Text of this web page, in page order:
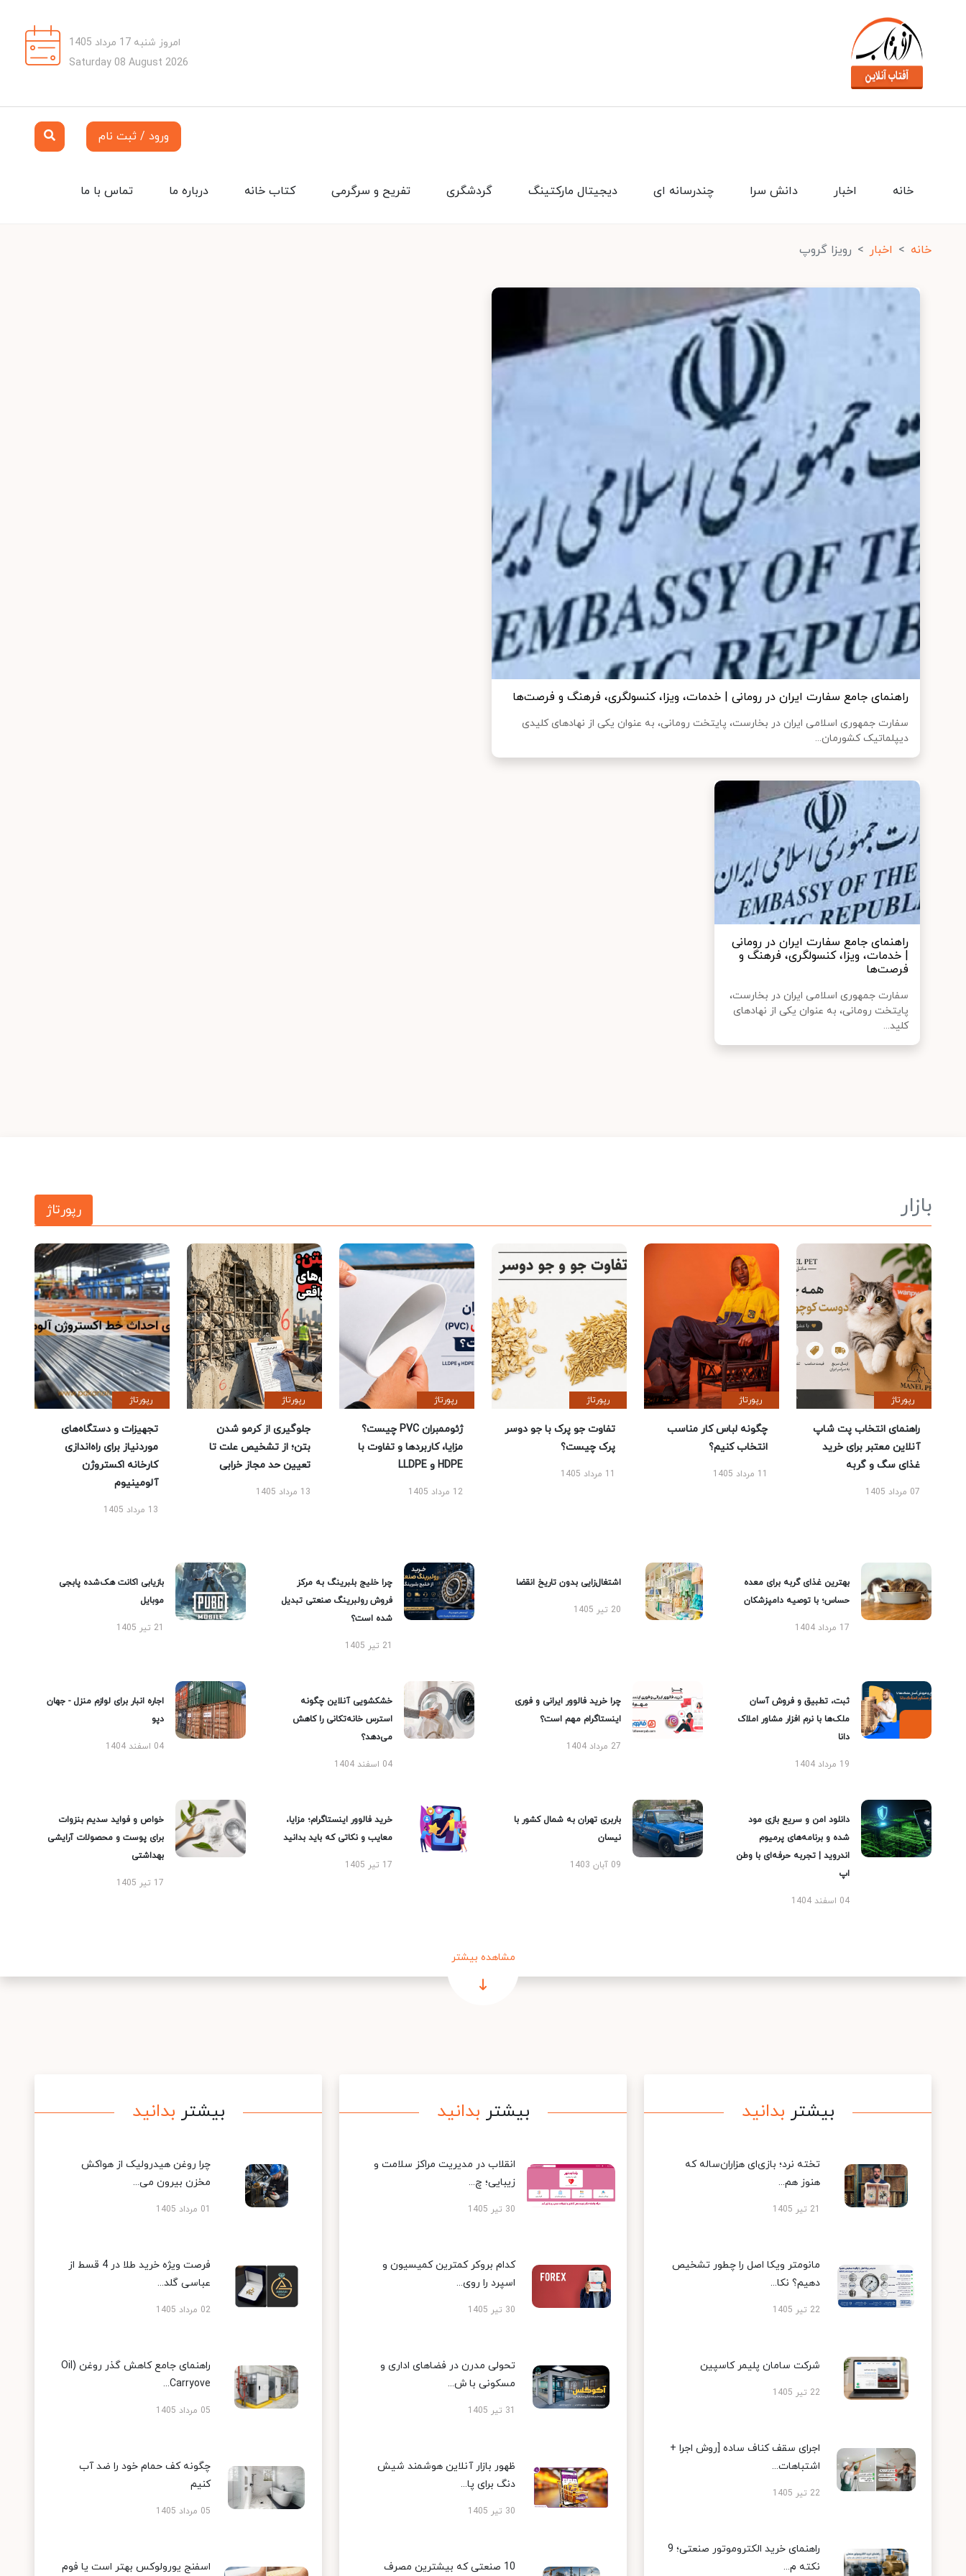
امروز شنبه 17 مرداد 1405
Saturday 08 August 2026
ورود / ثبت نام
تماس با ما درباره ما کتاب خانه تفریح و سرگرمی گردشگری دیجیتال مارکتینگ چندرسانه ای دانش سرا اخبار خانه
خانه اخبار رویزا گروپ
راهنمای جامع سفارت ایران در رومانی | خدمات، ویزا، کنسولگری، فرهنگ و فرصت‌ها
سفارت جمهوری اسلامی ایران در بخارست، پایتخت رومانی، به عنوان یکی از نهادهای کلیدی
دیپلماتیک کشورمان...
راهنمای جامع سفارت ایران در رومانی
| خدمات، ویزا، کنسولگری، فرهنگ و
فرصت‌ها
سفارت جمهوری اسلامی ایران در بخارست،
پایتخت رومانی، به عنوان یکی از نهادهای
کلید...
بازار رپورتاژ
رپورتاژ
راهنمای انتخاب پت شاپ
آنلاین معتبر برای خرید
غذای سگ و گربه
07 مرداد 1405
رپورتاژ
چگونه لباس کار مناسب
انتخاب کنیم؟
11 مرداد 1405
رپورتاژ
تفاوت جو پرک با جو دوسر
پرک چیست؟
11 مرداد 1405
رپورتاژ
ژئوممبران PVC چیست؟
مزایا، کاربردها و تفاوت با
HDPE و LLDPE
12 مرداد 1405
رپورتاژ
جلوگیری از کرمو شدن
بتن؛ از تشخیص علت تا
تعیین حد مجاز خرابی
13 مرداد 1405
رپورتاژ
تجهیزات و دستگاه‌های
موردنیاز برای راه‌اندازی
کارخانه اکستروژن
آلومینیوم
13 مرداد 1405
بهترین غذای گربه برای معده
حساس؛ با توصیه دامپزشکان
17 مرداد 1404
اشتغال‌زایی بدون تاریخ انقضا
20 تیر 1405
چرا خلیج بلبرینگ به مرکز
فروش رولبرینگ صنعتی تبدیل
شده است؟
21 تیر 1405
بازیابی اکانت هک‌شده پابجی
موبایل
21 تیر 1405
ثبت، تطبیق و فروش آسان
ملک‌ها با نرم افزار مشاور املاک
دانا
19 مرداد 1404
چرا خرید فالوور ایرانی و فوری
اینستاگرام مهم است؟
27 مرداد 1404
خشکشویی آنلاین چگونه
استرس خانه‌تکانی را کاهش
می‌دهد؟
04 اسفند 1404
اجاره انبار برای لوازم منزل - جهان
دپو
04 اسفند 1404
دانلود امن و سریع بازی مود
شده و برنامه‌های پرمیوم
اندروید | تجربه حرفه‌ای با وطن
اپ
04 اسفند 1404
باربری تهران به شمال کشور با
نیسان
09 آبان 1403
خرید فالوور اینستاگرام؛ مزایا،
معایب و نکاتی که باید بدانید
17 تیر 1405
خواص و فواید سدیم بنزوات
برای پوست و محصولات آرایشی
بهداشتی
17 تیر 1405
مشاهده بیشتر
بیشتر بدانید
تخته نرد؛ بازی‌ای هزاران‌ساله که
هنوز هم...
21 تیر 1405
مانومتر ویکا اصل را چطور تشخیص
دهیم؟ نکا...
22 تیر 1405
شرکت سامان پلیمر کاسپین
22 تیر 1405
اجرای سقف کناف ساده [روش اجرا +
اشتباهات...
22 تیر 1405
راهنمای خرید الکتروموتور صنعتی؛ 9
نکته م...
بیشتر بدانید
انقلاب در مدیریت مراکز سلامت و
زیبایی؛ چ...
30 تیر 1405
کدام بروکر کمترین کمیسیون و
اسپرد را روی...
30 تیر 1405
تحولی مدرن در فضاهای اداری و
مسکونی با ش...
31 تیر 1405
ظهور بازار آنلاین هوشمند شیش
دنگ برای پا...
30 تیر 1405
10 صنعتی که بیشترین مصرف
بیشتر بدانید
چرا روغن هیدرولیک از هواکش
مخزن بیرون می...
01 مرداد 1405
فرصت ویژه خرید طلا در 4 قسط از
عباسی گلد...
02 مرداد 1405
راهنمای جامع کاهش گذر روغن (Oil
Carryove...
05 مرداد 1405
چگونه کف حمام خود را ضد آب
کنیم
05 مرداد 1405
اسفنج یورولوکس بهتر است یا فوم